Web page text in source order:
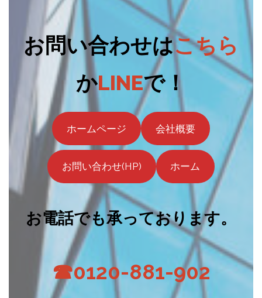
お問い合わせはこちら
かLINEで！
ホームページ 会社概要
お問い合わせ(HP) ホーム
お電話でも承っております。
☎0120-881-902